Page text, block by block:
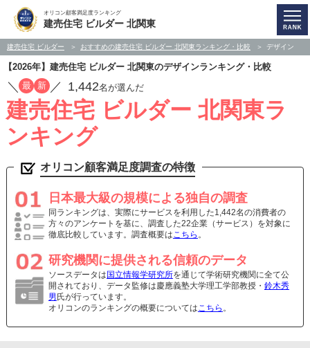
オリコン顧客満足度ランキング
建売住宅 ビルダー 北関東
建売住宅 ビルダー おすすめの建売住宅 ビルダー 北関東ランキング・比較 デザイン
【2026年】建売住宅 ビルダー 北関東のデザインランキング・比較
／ 最 新 ／ 1,442名が選んだ
建売住宅 ビルダー 北関東ラ
ンキング
オリコン顧客満足度調査の特徴
日本最大級の規模による独自の調査
同ランキングは、実際にサービスを利用した1,442名の消費者の
方々のアンケートを基に、調査した22企業（サービス）を対象に
徹底比較しています。調査概要はこちら 。
研究機関に提供される信頼のデータ
ソースデータは 国立情報学研究所を通じて学術研究機関に全て公
開されており、データ監修は慶應義塾大学理工学部教授・ 鈴木秀
男 氏が行っています。
オリコンのランキングの概要についてはこちら 。